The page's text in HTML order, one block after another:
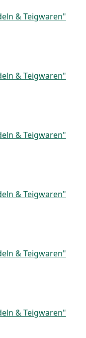
& Teigwaren"
& Teigwaren"
& Teigwaren"
& Teigwaren"
& Teigwaren"
& Teigwaren"